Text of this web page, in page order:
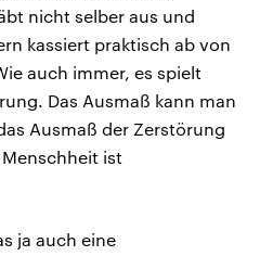
nicht selber aus und
kassiert praktisch ab von
auch immer, es spielt
Das Ausmaß kann man
Ausmaß der Zerstörung
ist
ja auch eine